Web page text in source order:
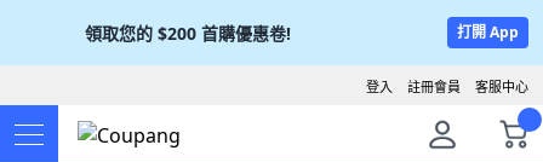
領取您的 $200 首購優惠卷! 打開 App
客服中心
註冊會員
登入